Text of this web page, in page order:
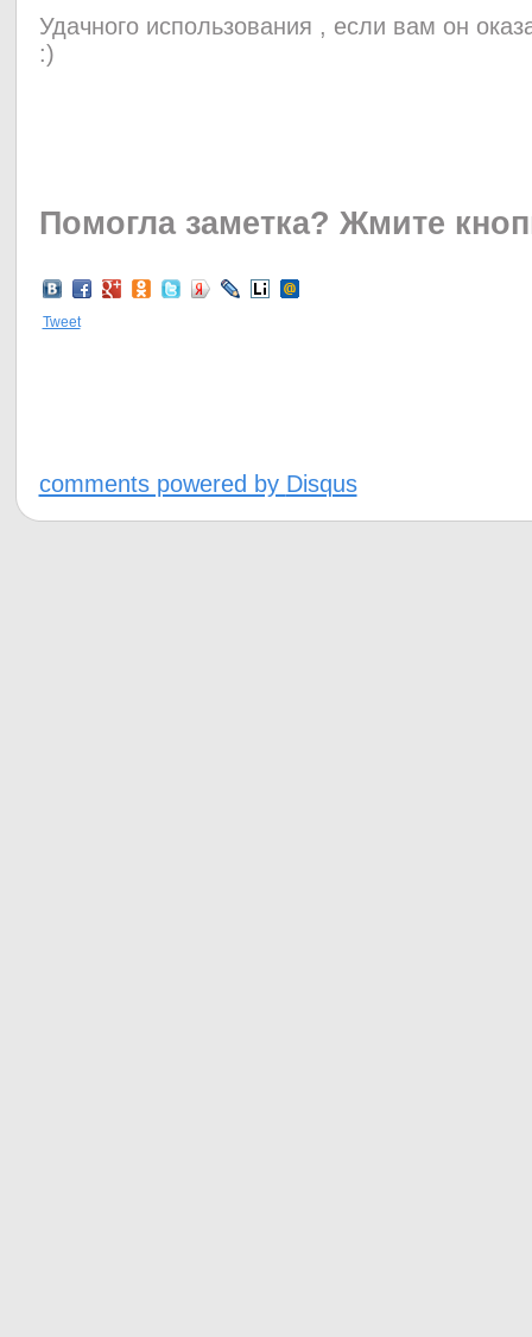
Удачного использования , если вам он
:)
Помогла заметка? Жмите
Tweet
comments powered by Disqus